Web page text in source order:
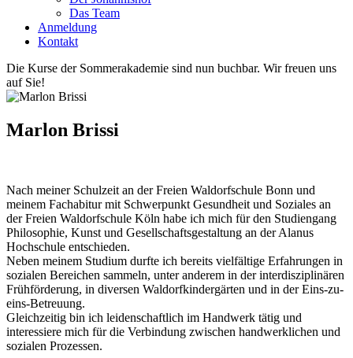
Das Team
Anmeldung
Kontakt
Die Kurse der Sommerakademie sind nun buchbar. Wir freuen uns
auf Sie!
Marlon Brissi
Nach meiner Schulzeit an der Freien Waldorfschule Bonn und
meinem Fachabitur mit Schwerpunkt Gesundheit und Soziales an
der Freien Waldorfschule Köln habe ich mich für den Studiengang
Philosophie, Kunst und Gesellschaftsgestaltung an der Alanus
Hochschule entschieden.
Neben meinem Studium durfte ich bereits vielfältige Erfahrungen in
sozialen Bereichen sammeln, unter anderem in der interdisziplinären
Frühförderung, in diversen Waldorfkindergärten und in der Eins-zu-
eins-Betreuung.
Gleichzeitig bin ich leidenschaftlich im Handwerk tätig und
interessiere mich für die Verbindung zwischen handwerklichen und
sozialen Prozessen.